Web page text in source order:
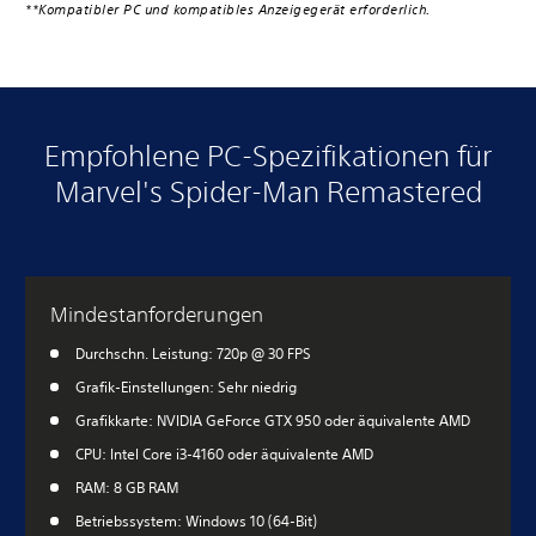
**Kompatibler PC und kompatibles Anzeigegerät erforderlich.
Empfohlene PC-Spezifikationen für
Marvel's Spider-Man Remastered
Mindestanforderungen
Durchschn. Leistung: 720p @ 30 FPS
Grafik-Einstellungen: Sehr niedrig
Grafikkarte: NVIDIA GeForce GTX 950 oder äquivalente AMD
CPU: Intel Core i3-4160 oder äquivalente AMD
RAM: 8 GB RAM
Betriebssystem: Windows 10 (64-Bit)